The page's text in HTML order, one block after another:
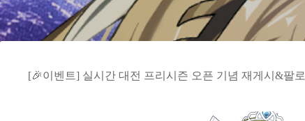
[🎉이벤트] 실시간 대전 프리시즌 오픈 기념 재게시&팔